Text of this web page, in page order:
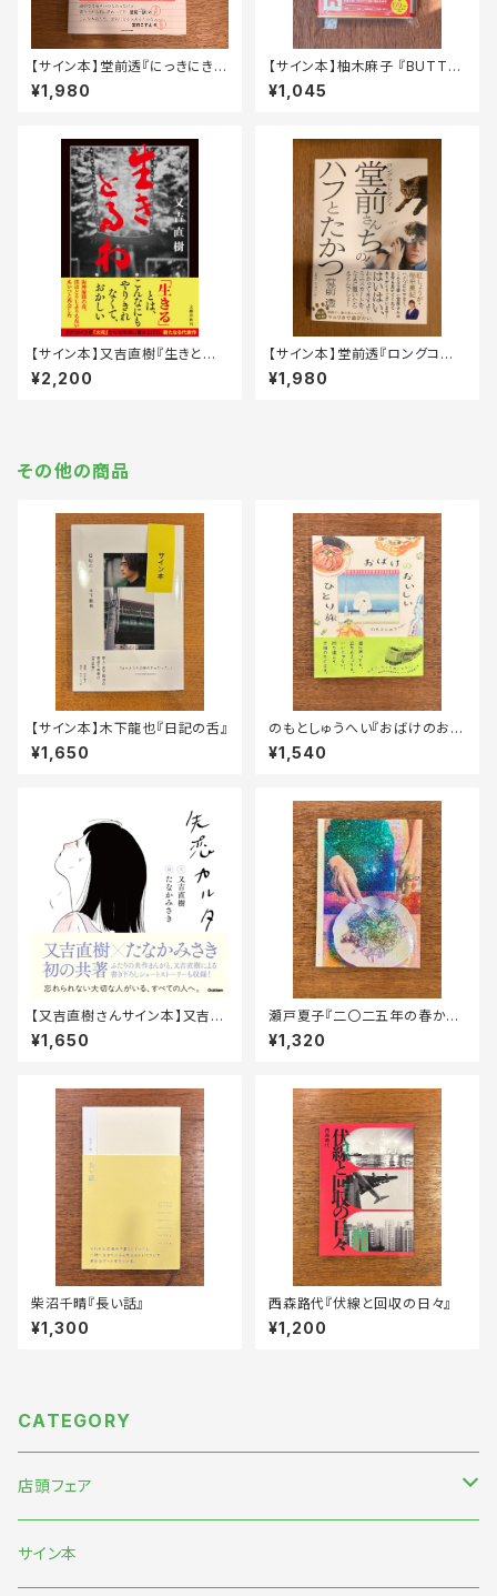
【サイン本】堂前透『にっきにき日
記』
¥1,980
【サイン本】柚木麻子 『BUTTE
R』
¥1,045
【サイン本】又吉直樹『生きとる
わ』
¥2,200
【サイン本】堂前透『ロングコート
ダディ 堂前さんちのハフとたか
つ』
¥1,980
その他の商品
【サイン本】木下龍也『日記の舌』
¥1,650
のもとしゅうへい『おばけのおい
しいひとり旅』
¥1,540
【又吉直樹さんサイン本】又吉直
樹・たなかみさき『失恋カルタ』
¥1,650
瀬戸夏子『二〇二五年の春から
秋』
¥1,320
柴沼千晴『長い話』
¥1,300
西森路代『伏線と回収の日々』
¥1,200
CATEGORY
店頭フェア
5月末〜伊藤紺『わたしのなかにある巨大な星』刊行記念フェア
サイン本